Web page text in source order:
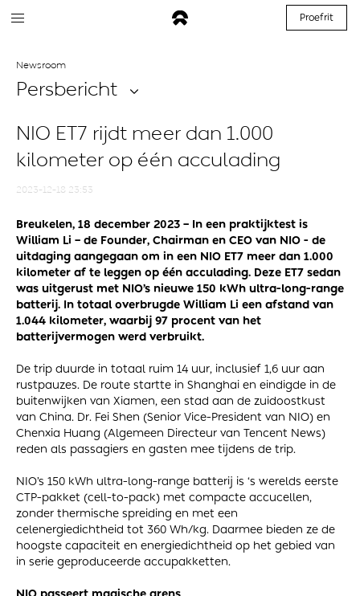
Proefrit
Newsroom
Persbericht
2023-12-18 23:53
NIO ET7 rijdt meer dan 1.000
kilometer op één acculading
Breukelen, 18 december 2023 – In een praktijktest is
William Li – de Founder, Chairman en CEO van NIO - de
uitdaging aangegaan om in een NIO ET7 meer dan 1.000
kilometer af te leggen op één acculading. Deze ET7 sedan
was uitgerust met NIO’s nieuwe 150 kWh ultra-long-range
batterij. In totaal overbrugde William Li een afstand van
1.044 kilometer, waarbij 97 procent van het
batterijvermogen werd verbruikt.
De trip duurde in totaal ruim 14 uur, inclusief 1,6 uur aan
rustpauzes. De route startte in Shanghai en eindigde in de
buitenwijken van Xiamen, een stad aan de zuidoostkust
van China. Dr. Fei Shen (Senior Vice-President van NIO) en
Chenxia Huang (Algemeen Directeur van Tencent News)
reden als passagiers en gasten mee tijdens de trip.
NIO’s 150 kWh ultra-long-range batterij is ‘s werelds eerste
CTP-pakket (cell-to-pack) met compacte accucellen,
zonder thermische spreiding en met een
celenergiedichtheid tot 360 Wh/kg. Daarmee bieden ze de
hoogste capaciteit en energiedichtheid op het gebied van
in serie geproduceerde accupakketten.